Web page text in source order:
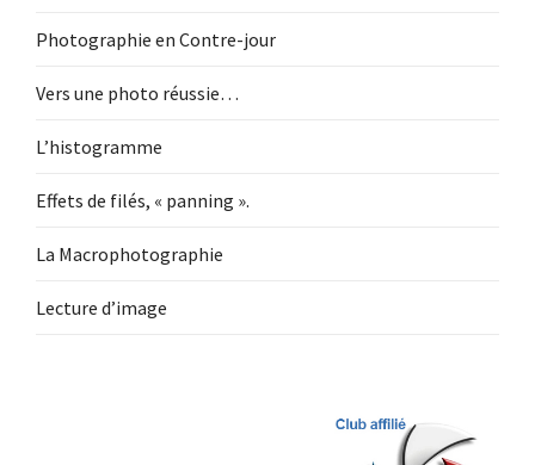
Photographie en Contre-jour
Vers une photo réussie…
L’histogramme
Effets de filés, « panning ».
La Macrophotographie
Lecture d’image